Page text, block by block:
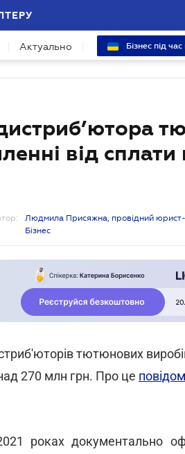
Актуально Бізнес під час
від сплати
Людмила Присяжна, провідний юрист-
Бізнес
тютюнових
270 млн грн. Про це
роках документально